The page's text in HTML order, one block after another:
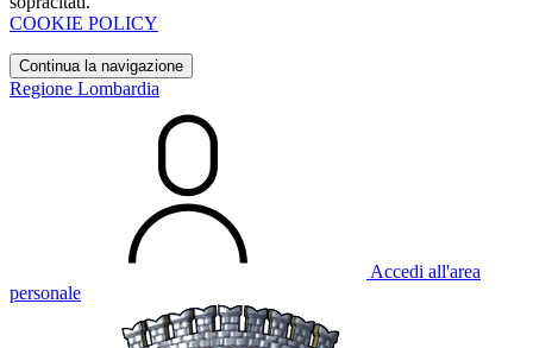
COOKIE POLICY
Continua la navigazione
Regione Lombardia
Accedi all'area
personale